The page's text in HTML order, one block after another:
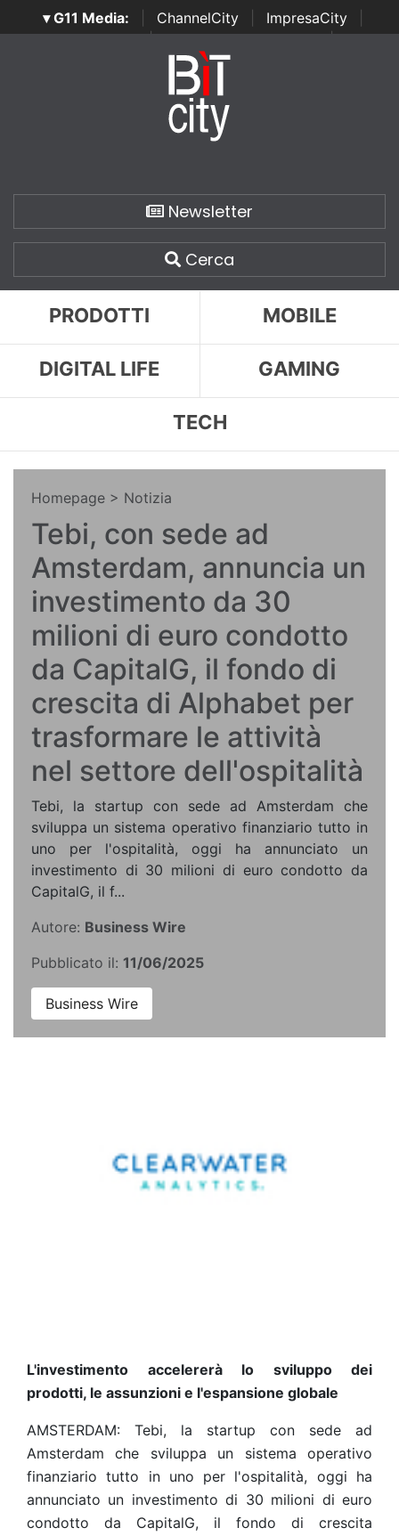
▾ G11 Media: ChannelCity ImpresaCity
SecurityOpenLab | Italian Channel Awards | Italian
Italian Security Awards
Newsletter
Cerca
PRODOTTI MOBILE
DIGITAL LIFE GAMING
TECH
Homepage > Notizia
Tebi, con sede ad
Amsterdam, annuncia un
investimento da 30
milioni di euro condotto
da CapitalG, il fondo di
crescita di Alphabet per
trasformare le attività
nel settore dell'ospitalità
Tebi, la startup con sede ad Amsterdam che
sviluppa un sistema operativo finanziario tutto in
uno per l'ospitalità, oggi ha annunciato un
investimento di 30 milioni di euro condotto da
CapitalG, il f...
Autore: Business Wire
Pubblicato il: 11/06/2025
Business Wire
L'investimento accelererà lo sviluppo dei
prodotti, le assunzioni e l'espansione globale
AMSTERDAM: Tebi, la startup con sede ad
Amsterdam che sviluppa un sistema operativo
finanziario tutto in uno per l'ospitalità, oggi ha
annunciato un investimento di 30 milioni di euro
condotto da CapitalG, il fondo di crescita